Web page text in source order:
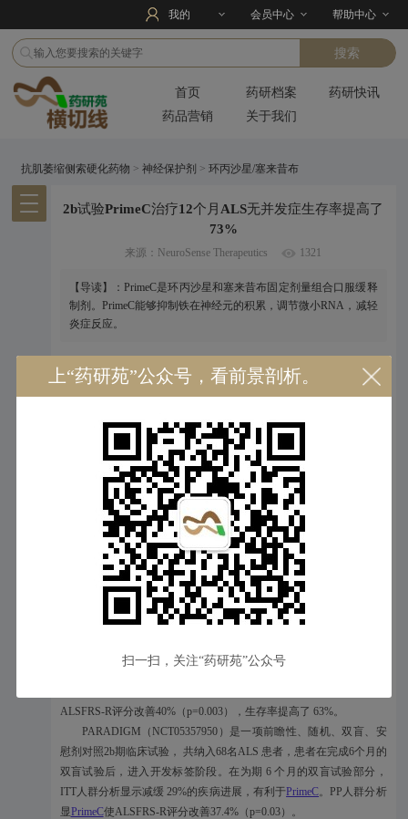
我的 会员中心 帮助中心
首页 药研档案
药研快讯
药品营销
关于我们
抗肌萎缩侧索硬化药物 >神经保护剂 >环丙沙星/塞来昔布
2b试验PrimeC治疗12个月ALS无并发症生存率提高了
73%
来源：NeuroSense Therapeutics 1321
【导读】：PrimeC是环丙沙星和塞来昔布固定剂量组合口服缓释
制剂。PrimeC能够抑制铁在神经元的积累，调节微小RNA，减轻
炎症反应。
2024年7月9日，NeuroSense Therapeutics宣布PrimeC
治疗肌萎缩
侧索硬化症（ALS）2b期临床试验PARADIGM，在治疗第12个月取
剂组相比无并发症生存率提高57%。按完成方案（PP）人群分析显
PrimeC与安慰剂组相比无并发症生存率提高73%（p=0.02）。
此外，ITT人群慢肺活量 （SVC）从第6个月改善13%，到第12
个月改善20%。PP人群从第6个月改善17%，到第12个月改善19%。
此前NeuroSense报告，第12个月与安慰剂相比
ALSFRS-R评分改善40%（p=0.003），生存率提高了 63%。
PARADIGM（NCT05357950）是一项前瞻性、随机、双盲、安
慰剂对照2b期临床试验， 共纳入68名ALS 患者，患者在完成6个月的
双盲试验后，进入开发标签阶段。在为期 6 个月的双盲试验部分，
ITT人群分析显示减缓 29%的疾病进展，有利于PrimeC 。PP人群分析
显PrimeC使ALSFRS-R评分改善37.4%（p=0.03）。
上“药研苑”公众号，看前景剖析。
扫一扫，关注“药研苑”公众号